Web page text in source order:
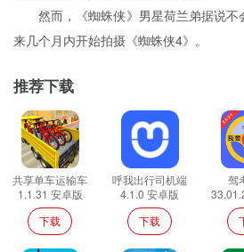
然而，《蜘蛛侠》男星荷兰弟据说
来几个月内开始拍摄《蜘蛛侠4》。
推荐下载
共享单车运输车
1.1.31 安卓版
下载
呼我出行司机端
4.1.0 安卓版
下载
驾